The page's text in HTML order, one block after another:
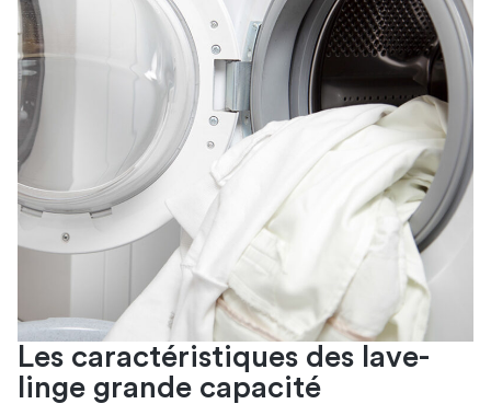
Les caractéristiques des lave-
linge grande capacité